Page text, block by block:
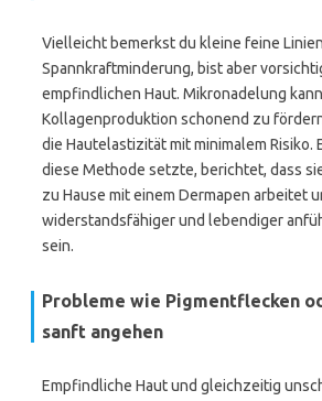
Vielleicht bemerkst du kleine feine
Spannkraftminderung, bist aber
empfindlichen Haut. Mikronadelung
Kollagenproduktion schonend zu
die Hautelastizität mit minimalem Risiko.
diese Methode setzte, berichtet, dass
zu Hause mit einem Dermapen arbeitet
widerstandsfähiger und lebendiger
sein.
Probleme wie Pigmentflecken
sanft angehen
Empfindliche Haut und gleichzeitig